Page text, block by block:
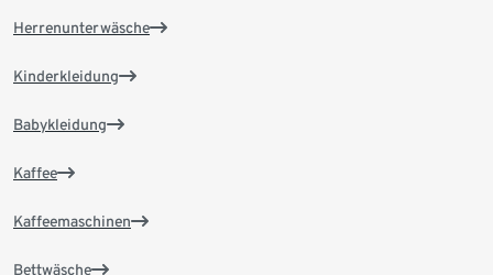
Herrenunterwäsche
Kinderkleidung
Babykleidung
Kaffee
Kaffeemaschinen
Bettwäsche